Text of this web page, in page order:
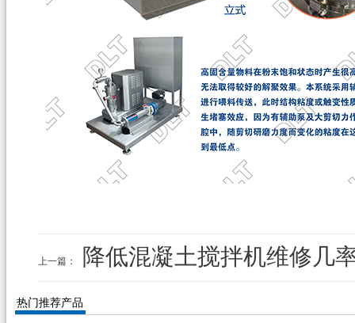
上一篇： 降低混凝土搅拌机维修几
热门推荐产品